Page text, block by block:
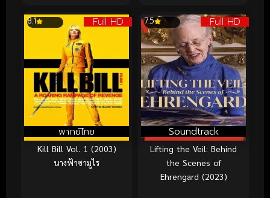
Full HD
พากย์ไทย
8.1
Kill Bill Vol. 1 (2003)
นางฟ้าซามูไร
Full HD
Soundtrack
7.5
Lifting the Veil: Behind
the Scenes of
Ehrengard (2023)